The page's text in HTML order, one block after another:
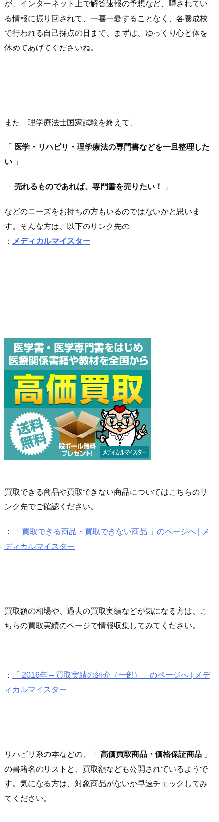
が、インターネット上で解答速報の予想など、噂されてい
る情報に振り回されて、一喜一憂することなく、各養成校
で行われる自己採点の日まで、まずは、ゆっくり心と体を
休めてあげてくださいね。
また、理学療法士国家試験を終えて、
「
医学・リハビリ・理学療法の専門書などを一旦整理した
い 」
「 売れるものであれば、専門書を売りたい！ 」
などのニーズをお持ちの方もいるのではないかと思いま
す。そんな方は、以下のリンク先の
： メディカルマイスター
買取できる商品や買取できない商品についてはこちらのリ
ンク先でご確認ください。
：
「 買取できる商品・買取できない商品 」のページへ | メ
ディカルマイスター
買取額の相場や、過去の買取実績などが気になる方は、こ
ちらの買取実績のページで情報収集してみてください。
：
「 2016年 – 買取実績の紹介（一部）」のページへ | メデ
ィカルマイスター
リハビリ系の本などの、「 高価買取商品・価格保証商品 」
の書籍名のリストと、買取額なども公開されているようで
す。気になる方は、対象商品がないか早速チェックしてみ
てください。